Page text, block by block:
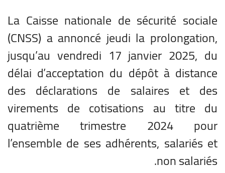
La Caisse nationale de sécurité sociale
(CNSS) a annoncé jeudi la prolongation,
jusqu’au vendredi 17 janvier 2025, du
délai d’acceptation du dépôt à distance
des déclarations de salaires et des
virements de cotisations au titre du
quatrième trimestre 2024 pour
l’ensemble de ses adhérents, salariés et
non salariés.